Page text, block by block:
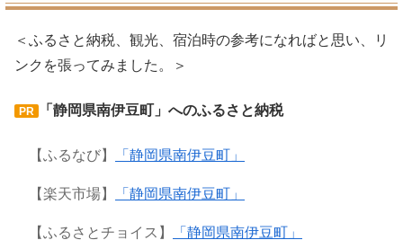
＜ふるさと納税、観光、宿泊時の参考になればと思い、リ
ンクを張ってみました。＞
PR 「静岡県南伊豆町」へのふるさと納税
【ふるなび】 「静岡県南伊豆町」
【楽天市場】 「静岡県南伊豆町」
【ふるさとチョイス】 「静岡県南伊豆町」